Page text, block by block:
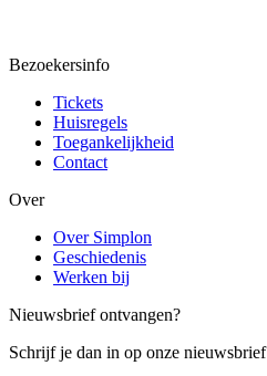
Bezoekersinfo
Tickets
Huisregels
Toegankelijkheid
Contact
Over
Over Simplon
Geschiedenis
Werken bij
Nieuwsbrief ontvangen?
Schrijf je dan in op onze nieuwsbrief